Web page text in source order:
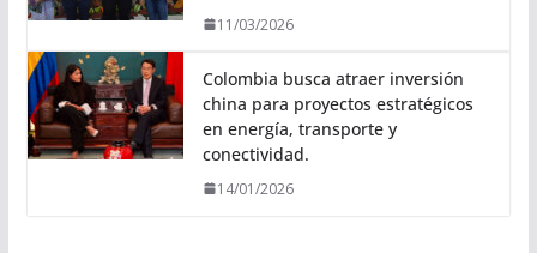
11/03/2026
Colombia busca atraer inversión
china para proyectos estratégicos
en energía, transporte y
conectividad.
14/01/2026